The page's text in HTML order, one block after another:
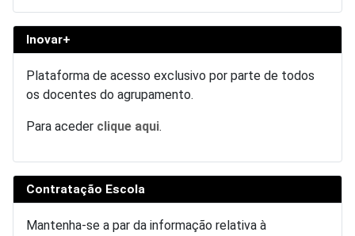
Inovar+
Plataforma de acesso exclusivo por parte de todos
os docentes do agrupamento.
Para aceder clique aqui.
Contratação Escola
Mantenha-se a par da informação relativa à